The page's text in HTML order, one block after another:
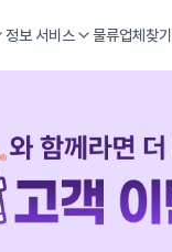
정보 서비스 물류업체찾기